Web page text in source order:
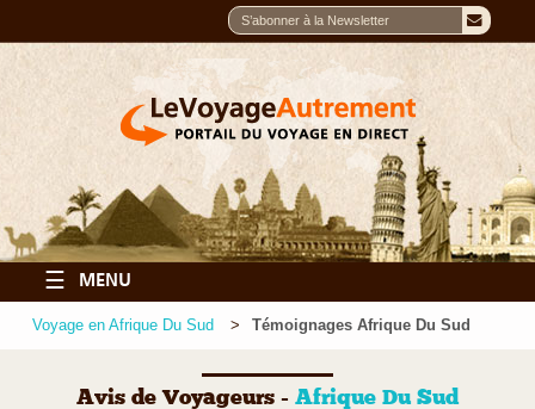
☰ MENU
Voyage en Afrique Du Sud Témoignages Afrique Du Sud
Avis de Voyageurs - Afrique Du Sud